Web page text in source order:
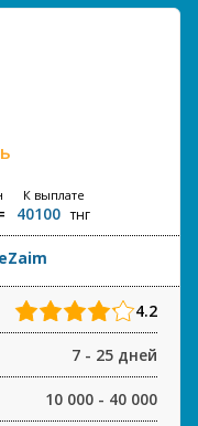
К выплате
40100 тнг
4.2
7 - 25 дней
10 000 - 40 000